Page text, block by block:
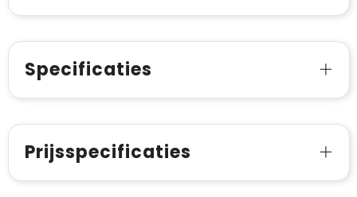
Specificaties
Prijsspecificaties